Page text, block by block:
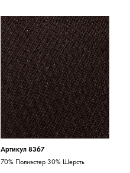
Артикул 8367
70% Полиэстер 30% Шерсть